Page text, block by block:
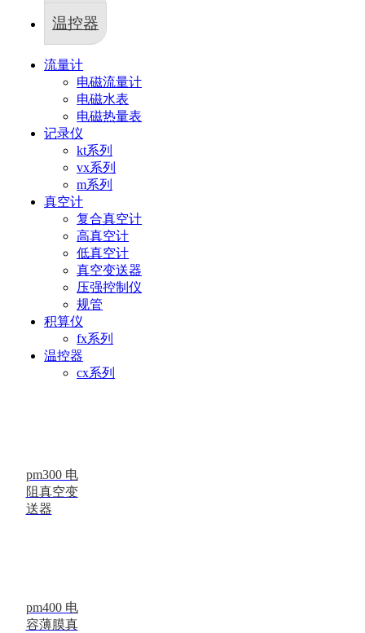
dma分区计量
暖通行业
楼宇空调制冷
二次供水-泵站流量计
新闻中心
公司新闻
行业新闻
关于盘古
下载和记娱乐的介绍
荣誉资质
展会风采
联系和记娱乐平台
和记娱乐平台的服务支持
选型手册
说明书
软件
温控器
流量计
电磁流量计
电磁水表
电磁热量表
记录仪
kt系列
vx系列
m系列
真空计
复合真空计
高真空计
低真空计
真空变送器
压强控制仪
规管
积算仪
fx系列
温控器
cx系列
pm300 电
阻真空变
送器
pm400 电
容薄膜真